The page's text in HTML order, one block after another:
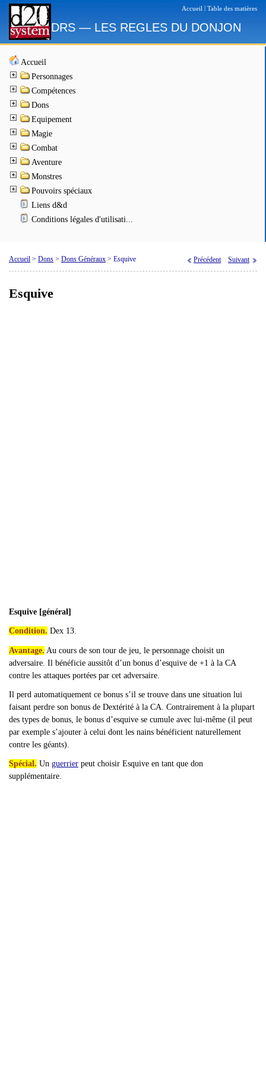
Accueil Table des matières
DRS — LES REGLES DU DONJON
Accueil
Personnages
Compétences
Dons
Equipement
Magie
Combat
Aventure
Monstres
Pouvoirs spéciaux
Liens d&d
Conditions légales d'utilisati...
Accueil > Dons > Dons Généraux > Esquive Précédent Suivant
Esquive
Esquive [général]
Condition. Dex 13.
Avantage. Au cours de son tour de jeu, le personnage choisit un
adversaire. Il bénéficie aussitôt d’un bonus d’esquive de +1 à la CA
contre les attaques portées par cet adversaire.
Il perd automatiquement ce bonus s’il se trouve dans une situation lui
faisant perdre son bonus de Dextérité à la CA. Contrairement à la plupart
des types de bonus, le bonus d’esquive se cumule avec lui-même (il peut
par exemple s’ajouter à celui dont les nains bénéficient naturellement
contre les géants).
Spécial. Un guerrier peut choisir Esquive en tant que don
supplémentaire.